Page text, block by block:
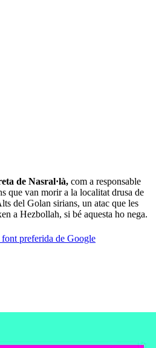
de Nasral·là, com a responsable
que van morir a la localitat drusa de
del Golan sirians, un atac que les
a Hezbollah, si bé aquesta ho nega.
preferida de Google